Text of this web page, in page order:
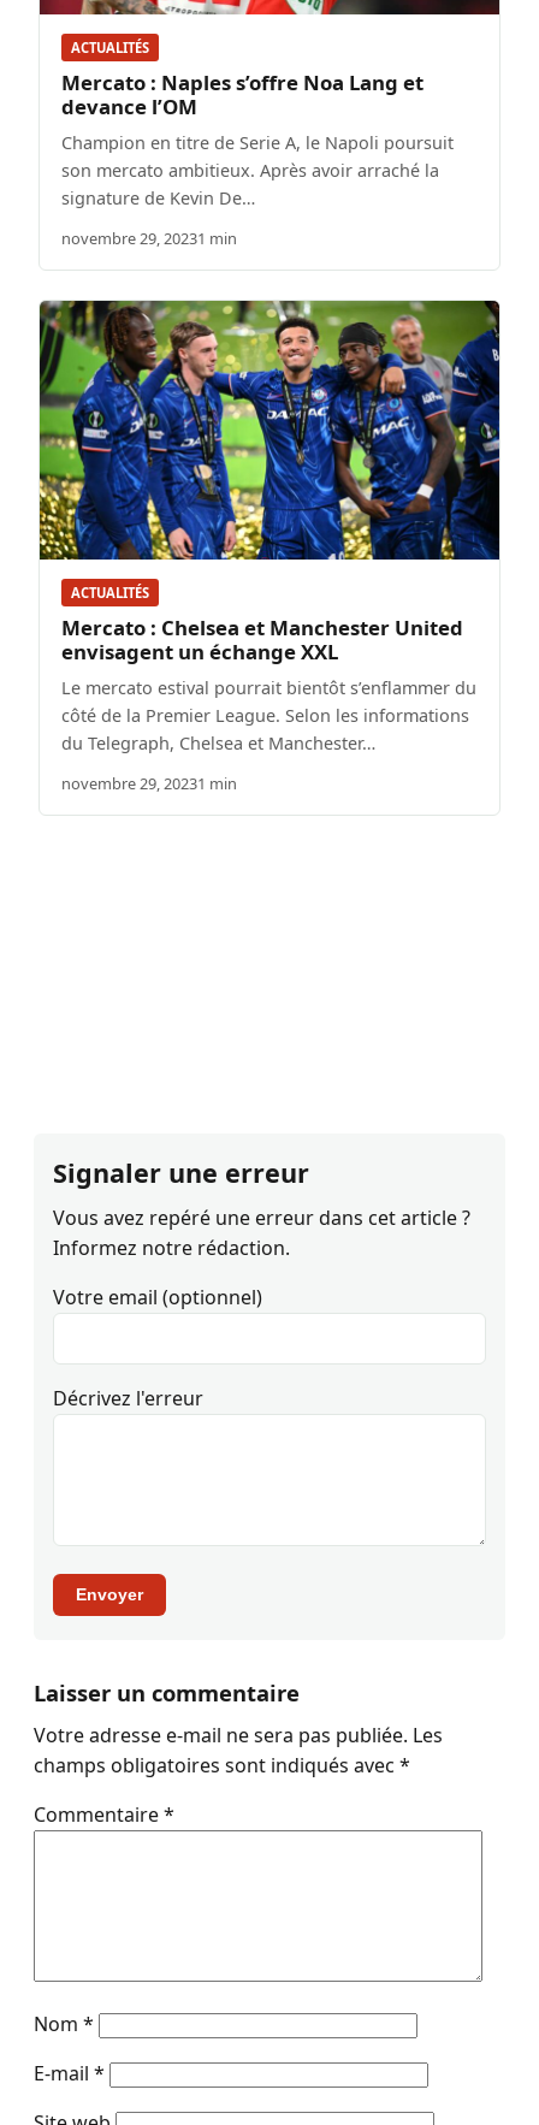
ACTUALITÉS
Mercato : Naples s’offre Noa Lang et
devance l’OM
Champion en titre de Serie A, le Napoli poursuit
son mercato ambitieux. Après avoir arraché la
signature de Kevin De…
novembre 29, 20231 min
ACTUALITÉS
Mercato : Chelsea et Manchester United
envisagent un échange XXL
Le mercato estival pourrait bientôt s’enflammer du
côté de la Premier League. Selon les informations
du Telegraph, Chelsea et Manchester…
novembre 29, 20231 min
Signaler une erreur
Vous avez repéré une erreur dans cet article ?
Informez notre rédaction.
Votre email (optionnel)
Décrivez l'erreur
Envoyer
Laisser un commentaire
Votre adresse e-mail ne sera pas publiée. Les
champs obligatoires sont indiqués avec *
Commentaire*
Nom *
E-mail *